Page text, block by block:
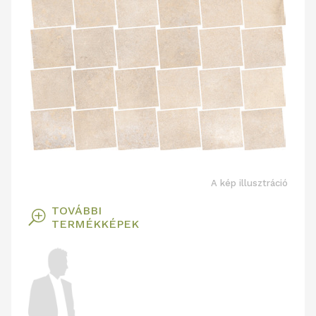
A kép illusztráció
T TOVÁBBI
TERMÉKKÉPEK